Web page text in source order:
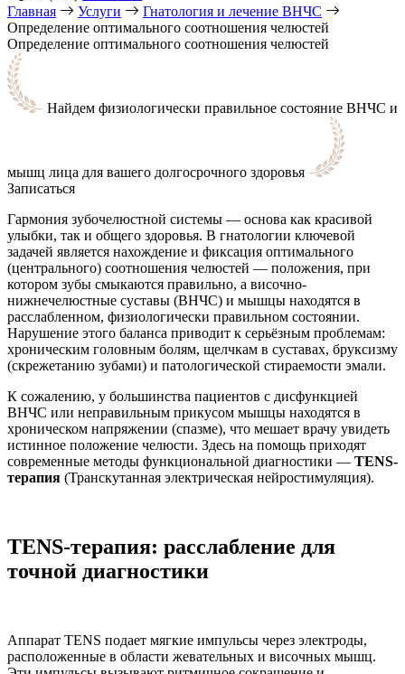
Главная
Услуги
Гнатология и лечение ВНЧС
Определение оптимального соотношения челюстей
Определение оптимального соотношения челюстей
Найдем физиологически правильное состояние ВНЧС и
мышц лица для вашего долгосрочного здоровья
Записаться
Гармония зубочелюстной системы — основа как красивой
улыбки, так и общего здоровья. В гнатологии ключевой
задачей является нахождение и фиксация оптимального
(центрального) соотношения челюстей — положения, при
котором зубы смыкаются правильно, а височно-
нижнечелюстные суставы (ВНЧС) и мышцы находятся в
расслабленном, физиологически правильном состоянии.
Нарушение этого баланса приводит к серьёзным проблемам:
хроническим головным болям, щелчкам в суставах, бруксизму
(скрежетанию зубами) и патологической стираемости эмали.
К сожалению, у большинства пациентов с дисфункцией
ВНЧС или неправильным прикусом мышцы находятся в
хроническом напряжении (спазме), что мешает врачу увидеть
истинное положение челюсти. Здесь на помощь приходят
современные методы функциональной диагностики — TENS-
терапия (Транскутанная электрическая нейростимуляция).
TENS-терапия: расслабление для
точной диагностики
Аппарат TENS подает мягкие импульсы через электроды,
расположенные в области жевательных и височных мышц.